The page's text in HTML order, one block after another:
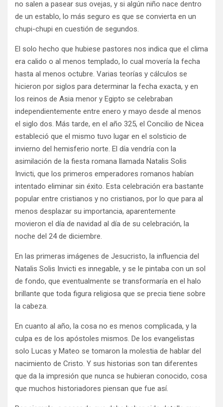
no salen a pasear sus ovejas, y si algún niño nace dentro
de un establo, lo más seguro es que se convierta en un
chupi-chupi en cuestión de segundos.
El solo hecho que hubiese pastores nos indica que el clima
era calido o al menos templado, lo cual movería la fecha
hasta al menos octubre. Varias teorías y cálculos se
hicieron por siglos para determinar la fecha exacta, y en
los reinos de Asia menor y Egipto se celebraban
independientemente entre enero y mayo desde al menos
el siglo dos. Más tarde, en el año 325, el Concilio de Nicea
estableció que el mismo tuvo lugar en el solsticio de
invierno del hemisferio norte. El día vendría con la
asimilación de la fiesta romana llamada Natalis Solis
Invicti, que los primeros emperadores romanos habían
intentado eliminar sin éxito. Esta celebración era bastante
popular entre cristianos y no cristianos, por lo que para al
menos desplazar su importancia, aparentemente
movieron el día de navidad al día de su celebración, la
noche del 24 de diciembre.
En las primeras imágenes de Jesucristo, la influencia del
Natalis Solis Invicti es innegable, y se le pintaba con un sol
de fondo, que eventualmente se transformaría en el halo
brillante que toda figura religiosa que se precia tiene sobre
la cabeza.
En cuanto al año, la cosa no es menos complicada, y la
culpa es de los apóstoles mismos. De los evangelistas
solo Lucas y Mateo se tomaron la molestia de hablar del
nacimiento de Cristo. Y sus historias son tan diferentes
que da la impresión que nunca se hubieran conocido, cosa
que muchos historiadores piensan que fue así.